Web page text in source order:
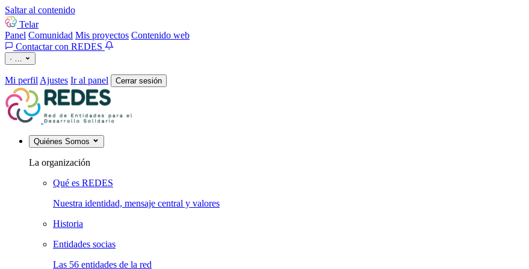
Saltar al contenido
Telar
Panel Comunidad Mis proyectos Contenido web
Contactar con REDES
· …
Mi perfil Ajustes Ir al panel Cerrar sesión
Quiénes Somos
La organización
Qué es REDES
Nuestra identidad, mensaje central y valores
Historia
Entidades socias
Las 56 entidades de la red